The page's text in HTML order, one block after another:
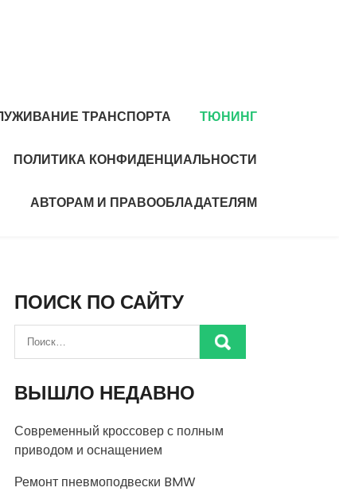
ТРАНСПОРТА ТЮНИНГ
ПОЛИТИКА КОНФИДЕНЦИАЛЬНОСТИ
АВТОРАМ И ПРАВООБЛАДАТЕЛЯМ
ПОИСК ПО САЙТУ
ВЫШЛО НЕДАВНО
Современный кроссовер с полным
приводом и оснащением
Ремонт пневмоподвески BMW